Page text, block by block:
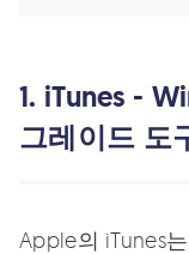
1. iTunes -
그레이드 도
Apple의 iTunes